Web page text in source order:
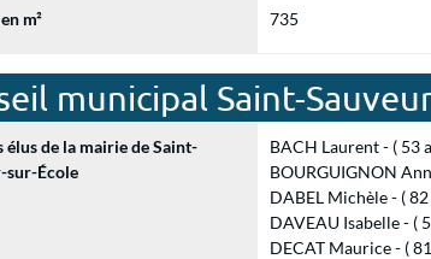
m² 735
municipal Saint-
élus de la mairie de Saint-
sur-École
BACH Laurent - ( 53
BOURGUIGNON
DABEL Michèle - ( 82
DAVEAU Isabelle - (
DECAT Maurice - (